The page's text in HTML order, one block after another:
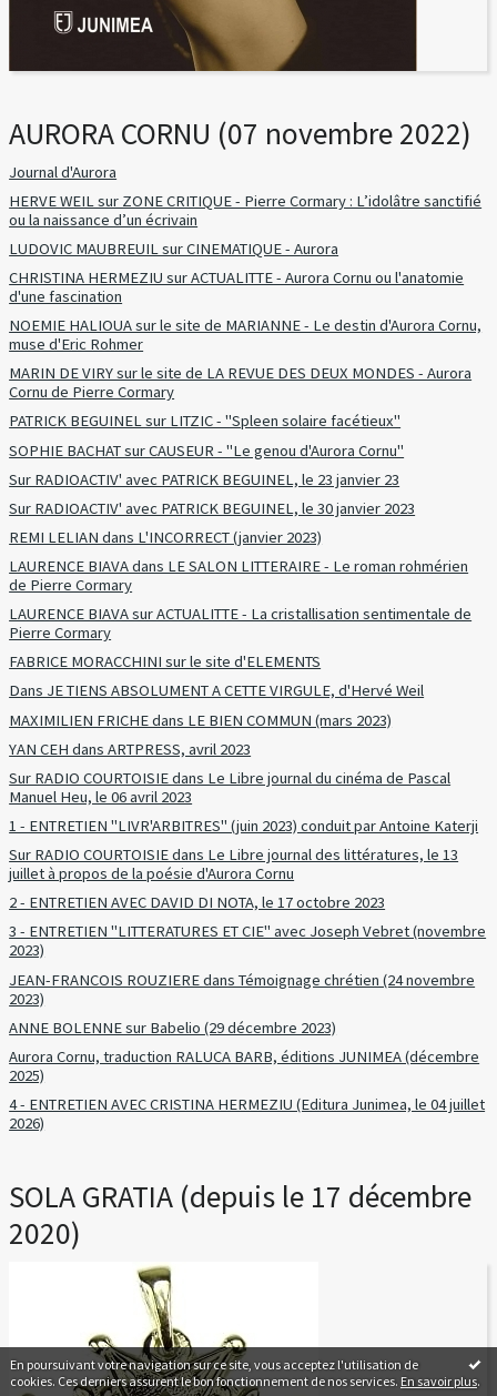
En poursuivant votre navigation sur ce site, vous acceptez l'utilisation de
cookies. Ces derniers assurent le bon fonctionnement de nos services. En savoir plus.
AURORA CORNU (07 novembre 2022)
Journal d'Aurora
HERVE WEIL sur ZONE CRITIQUE - Pierre Cormary : L’idolâtre sanctifié
ou la naissance d’un écrivain
LUDOVIC MAUBREUIL sur CINEMATIQUE - Aurora
CHRISTINA HERMEZIU sur ACTUALITTE - Aurora Cornu ou l'anatomie
d'une fascination
NOEMIE HALIOUA sur le site de MARIANNE - Le destin d'Aurora Cornu,
muse d'Eric Rohmer
MARIN DE VIRY sur le site de LA REVUE DES DEUX MONDES - Aurora
Cornu de Pierre Cormary
PATRICK BEGUINEL sur LITZIC - "Spleen solaire facétieux"
SOPHIE BACHAT sur CAUSEUR - "Le genou d'Aurora Cornu"
Sur RADIOACTIV' avec PATRICK BEGUINEL, le 23 janvier 23
Sur RADIOACTIV' avec PATRICK BEGUINEL, le 30 janvier 2023
REMI LELIAN dans L'INCORRECT (janvier 2023)
LAURENCE BIAVA dans LE SALON LITTERAIRE - Le roman rohmérien
de Pierre Cormary
LAURENCE BIAVA sur ACTUALITTE - La cristallisation sentimentale de
Pierre Cormary
FABRICE MORACCHINI sur le site d'ELEMENTS
Dans JE TIENS ABSOLUMENT A CETTE VIRGULE, d'Hervé Weil
MAXIMILIEN FRICHE dans LE BIEN COMMUN (mars 2023)
YAN CEH dans ARTPRESS, avril 2023
Sur RADIO COURTOISIE dans Le Libre journal du cinéma de Pascal
Manuel Heu, le 06 avril 2023
1 - ENTRETIEN "LIVR'ARBITRES" (juin 2023) conduit par Antoine Katerji
Sur RADIO COURTOISIE dans Le Libre journal des littératures, le 13
juillet à propos de la poésie d'Aurora Cornu
2 - ENTRETIEN AVEC DAVID DI NOTA, le 17 octobre 2023
3 - ENTRETIEN "LITTERATURES ET CIE" avec Joseph Vebret (novembre
2023)
JEAN-FRANCOIS ROUZIERE dans Témoignage chrétien (24 novembre
2023)
ANNE BOLENNE sur Babelio (29 décembre 2023)
Aurora Cornu, traduction RALUCA BARB, éditions JUNIMEA (décembre
2025)
4 - ENTRETIEN AVEC CRISTINA HERMEZIU (Editura Junimea, le 04 juillet
2026)
SOLA GRATIA (depuis le 17 décembre
2020)